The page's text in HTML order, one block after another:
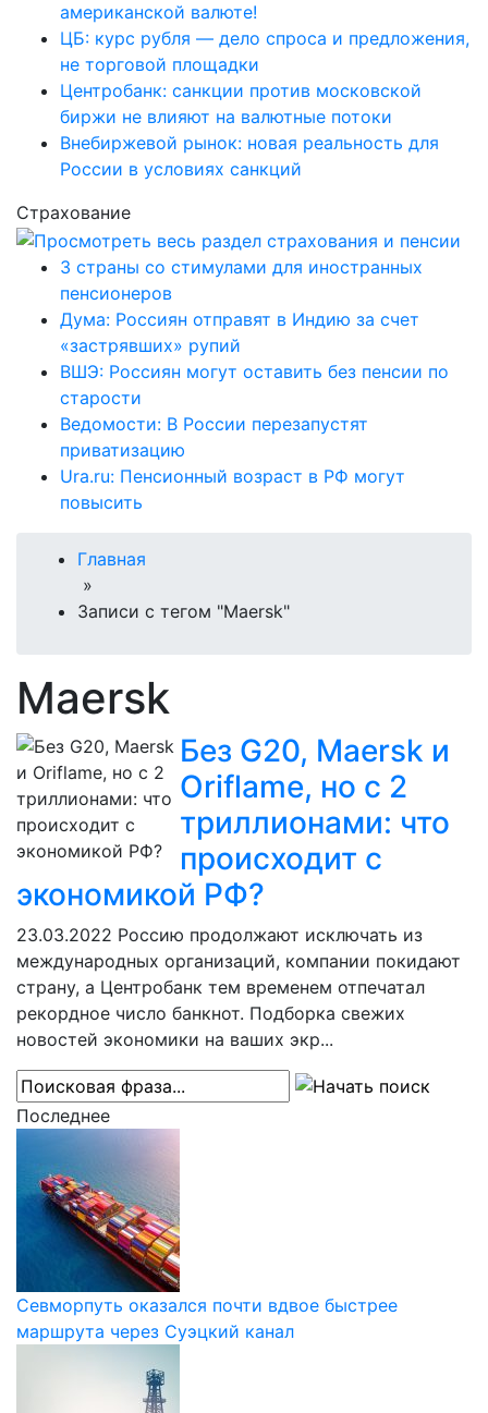
американской валюте!
ЦБ: курс рубля — дело спроса и предложения,
не торговой площадки
Центробанк: санкции против московской
биржи не влияют на валютные потоки
Внебиржевой рынок: новая реальность для
России в условиях санкций
Страхование
3 страны со стимулами для иностранных
пенсионеров
Дума: Россиян отправят в Индию за счет
«застрявших» рупий
ВШЭ: Россиян могут оставить без пенсии по
старости
Ведомости: В России перезапустят
приватизацию
Ura.ru: Пенсионный возраст в РФ могут
повысить
Главная
»
Записи с тегом "Maersk"
Maersk
Без G20, Maersk и
Oriflame, но с 2
триллионами: что
происходит с
экономикой РФ?
23.03.2022 Россию продолжают исключать из
международных организаций, компании покидают
страну, а Центробанк тем временем отпечатал
рекордное число банкнот. Подборка свежих
новостей экономики на ваших экр...
Последнее
Севморпуть оказался почти вдвое быстрее
маршрута через Суэцкий канал